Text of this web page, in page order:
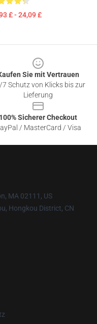
£ - 24,09 £
Sie mit Vertrauen
Schutz von Klicks bis zur
Lieferung
100% Sicherer Checkout
/ MasterCard / Visa
MA 02111, US
Hongkou District, CN